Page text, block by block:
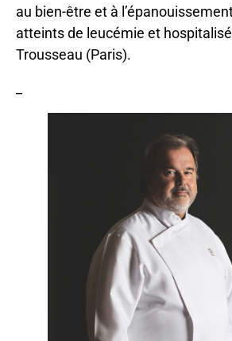
au bien-être et à
atteints de leucémie et
Trousseau (Paris).